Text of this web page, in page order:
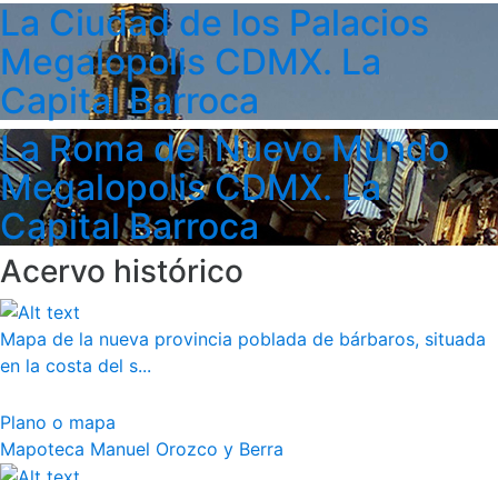
La Ciudad de los Palacios
Megalopolis CDMX. La
Capital Barroca
La Roma del Nuevo Mundo
Megalopolis CDMX. La
Capital Barroca
Acervo histórico
Mapa de la nueva provincia poblada de bárbaros, situada
en la costa del s...
Plano o mapa
Mapoteca Manuel Orozco y Berra